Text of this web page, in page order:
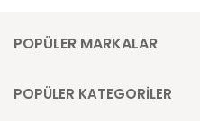
POPÜLER MARKALAR
POPÜLER KATEGORİLER